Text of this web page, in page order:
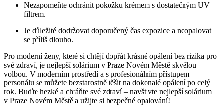
Nezapomeňte ochránit pokožku krémem s dostatečným UV
filtrem.
Je důležité dodržovat doporučený čas expozice a⁢ neopalovat
se příliš⁢ dlouho.
Pro moderní ženy, které si chtějí dopřát krásné opálení bez rizika pro‍
své zdraví, je nejlepší solárium ⁢v Praze Novém Městě skvělou
volbou. ‍V moderním prostředí a s ⁢profesionálním přístupem
personálu se⁤ můžete bezstarostně těšit na dokonalé opálení po celý
rok. Buďte hezké a⁤ chráňte své zdraví – navštivte nejlepší solárium
v Praze Novém Městě a užijte si bezpečné‍ opalování!